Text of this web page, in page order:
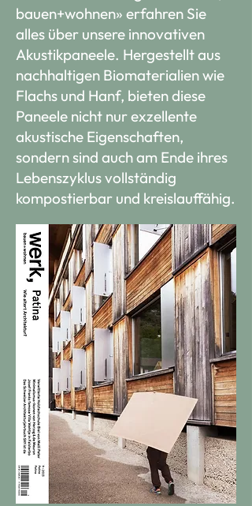
bauen+wohnen» erfahren Sie
alles über unsere innovativen
Akustikpaneele. Hergestellt aus
nachhaltigen Biomaterialien wie
Flachs und Hanf, bieten diese
Paneele nicht nur exzellente
akustische Eigenschaften,
sondern sind auch am Ende ihres
Lebenszyklus vollständig
kompostierbar und kreislauffähig.